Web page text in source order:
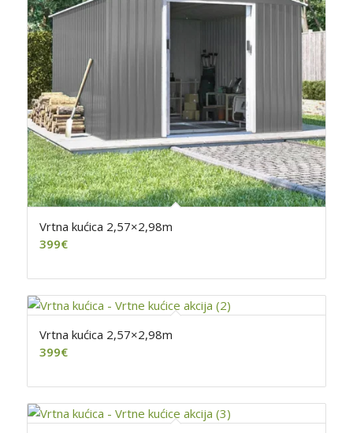
Vrtna kućica 2,57×2,98m
399€
Vrtna kućica 2,57×2,98m
399€